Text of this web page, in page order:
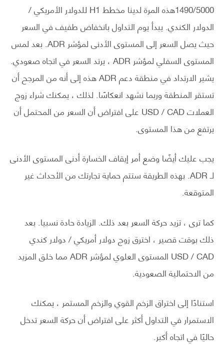
1490/5000هذه المرة لدينا مخطط H1 للدولار الأمريكي /
الدولار الكندي. يبدأ يوم التداول بانخفاض طفيف في السعر
حيث يصل السعر إلى المستوى الأدنى لمؤشر ADR. بعد لمس
المستوى السفلي لمؤشر ADR ، يرتد السعر في اتجاه صعودي.
يشير الارتداد في منطقة دعم ADR هذه إلى أنه من المرجح أن
تستقر المنطقة وربما نشهد انعكاسًا. لذلك ، يمكنك شراء زوج
العملات USD / CAD على افتراض أن السعر من المحتمل أن
يرتفع من هذا المستوى.
يجب عليك أيضًا وضع أمر إيقاف الخسارة أدنى المستوى الأدنى
لـ ADR. بهذه الطريقة ستتم حماية تجارتك من الأحداث غير
المتوقعة.
كما ترى ، تزيد حركة السعر بعد ذلك. الزيادة حادة نسبيا. بعد
ذلك بوقت قصير ، اخترق زوج دولار أمريكي / دولار كندي
USD / CAD المستوى العلوي لمؤشر ADR مما خلق المزيد
من الاحتمالية الصعودية.
استنادًا إلى اختراق الزخم القوي والزخم المستمر ، يمكنك
الاستمرار في التداول أكثر على افتراض أن حركة السعر تدخل
حاليًا في اتجاه أكبر.